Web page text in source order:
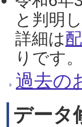
と判明
詳細は
りです
過去の
データ